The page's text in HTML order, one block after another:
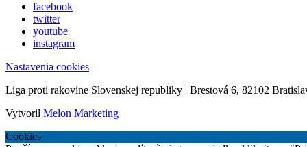
facebook
twitter
youtube
instagram
Nastavenia cookies
Liga proti rakovine Slovenskej republiky | Brestová 6, 82102
Vytvoril Melon Marketing
Cookies